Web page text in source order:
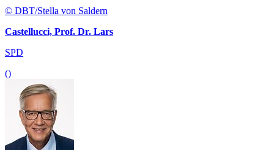
© DBT/Stella von Saldern
Castellucci, Prof. Dr. Lars
SPD
()